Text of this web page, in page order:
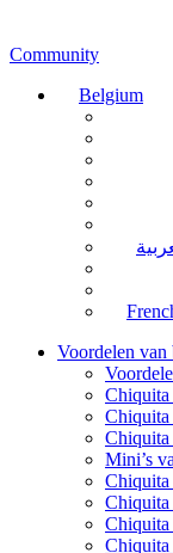
Community
Belgium
Voordelen van
Chiquita
Chiquita
Chiquita
Mini’s
Chiquita
Chiquita
Chiquita
Chiquita